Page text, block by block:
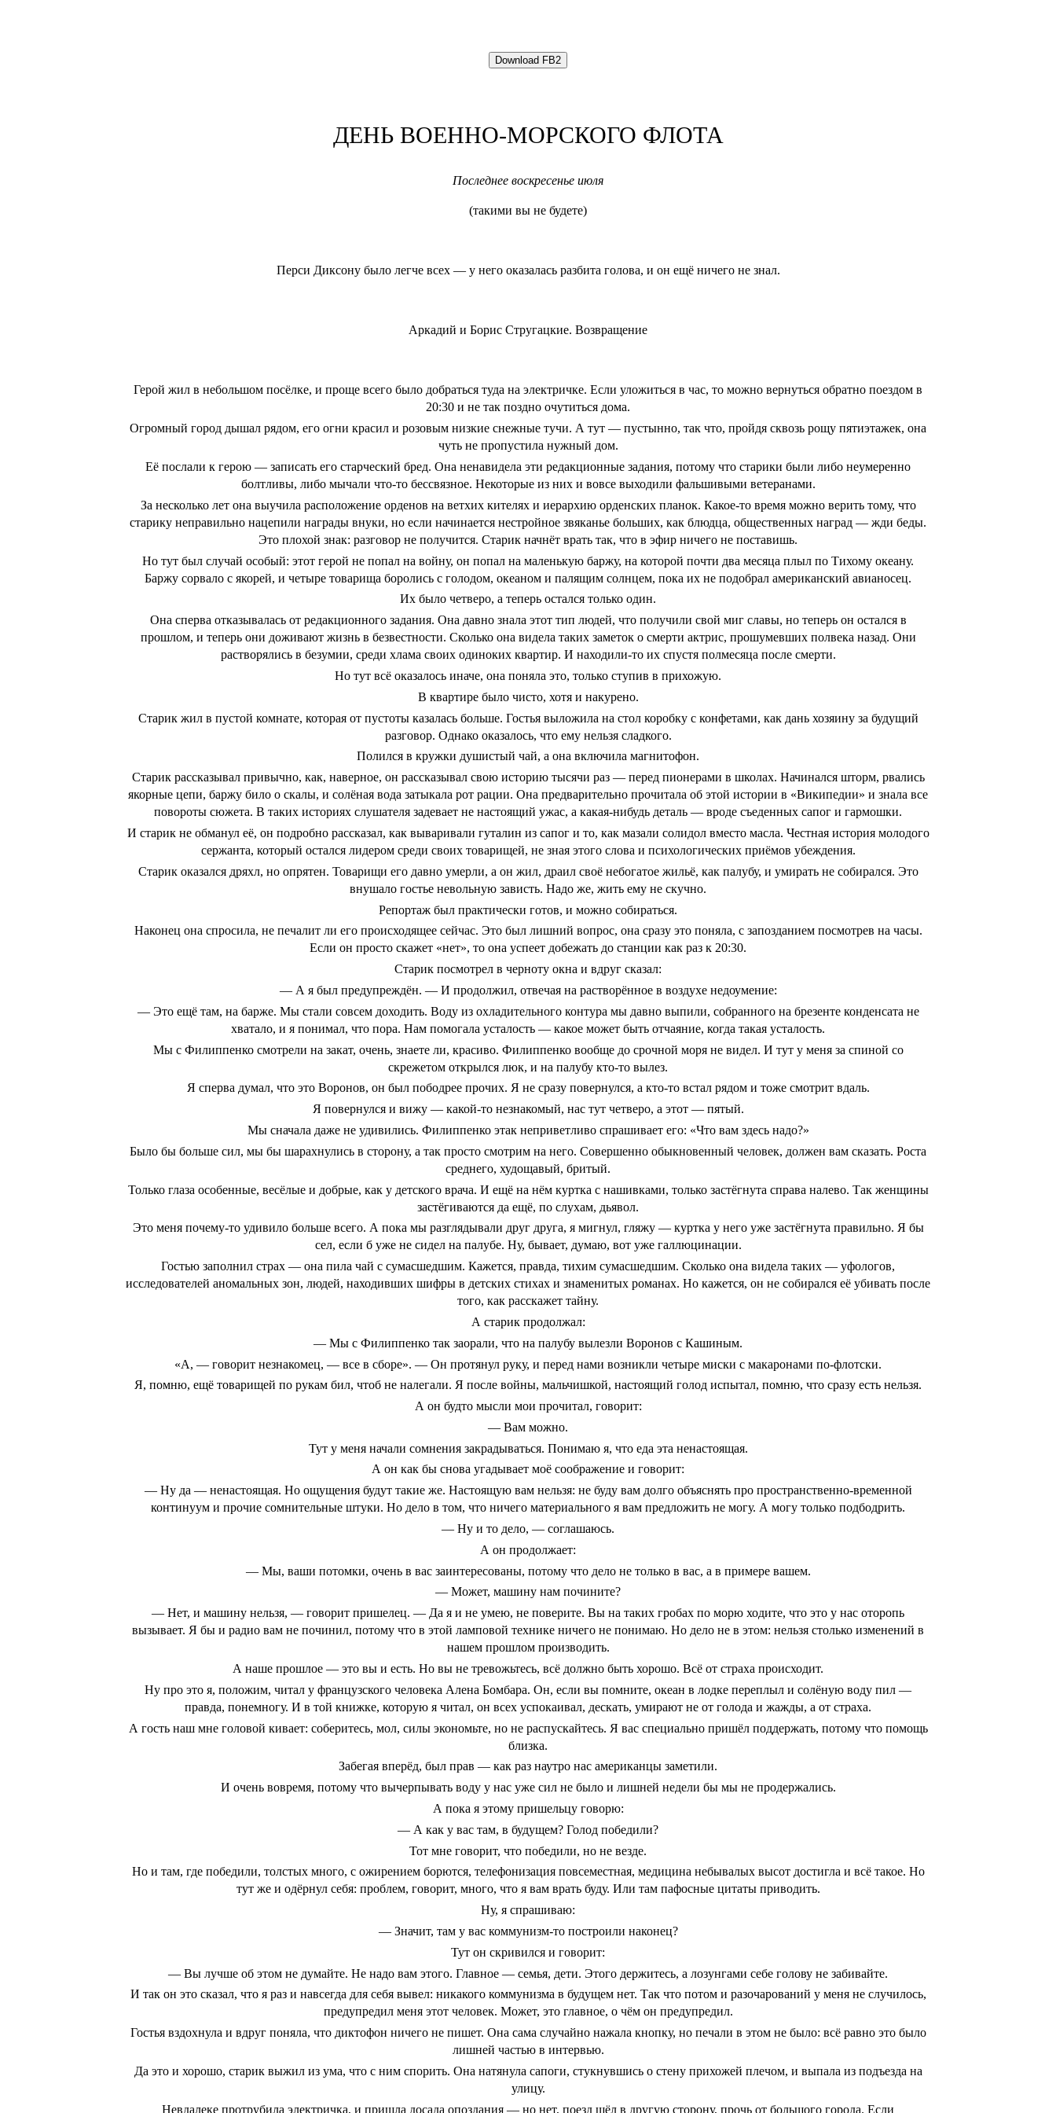
ДЕНЬ ВОЕННО-МОРСКОГО ФЛОТА
Последнее воскресенье июля
(такими вы не будете)
Перси Диксону было легче всех — у него оказалась разбита голова, и он ещё ничего не знал.
Аркадий и Борис Стругацкие. Возвращение
Герой жил в небольшом посёлке, и проще всего было добраться туда на электричке. Если уложиться в час, то можно вернуться обратно поездом в
20:30 и не так поздно очутиться дома.
Огромный город дышал рядом, его огни красил и розовым низкие снежные тучи. А тут — пустынно, так что, пройдя сквозь рощу пятиэтажек, она
чуть не пропустила нужный дом.
Её послали к герою — записать его старческий бред. Она ненавидела эти редакционные задания, потому что старики были либо неумеренно
болтливы, либо мычали что-то бессвязное. Некоторые из них и вовсе выходили фальшивыми ветеранами.
За несколько лет она выучила расположение орденов на ветхих кителях и иерархию орденских планок. Какое-то время можно верить тому, что
старику неправильно нацепили награды внуки, но если начинается нестройное звяканье больших, как блюдца, общественных наград — жди беды.
Это плохой знак: разговор не получится. Старик начнёт врать так, что в эфир ничего не поставишь.
Но тут был случай особый: этот герой не попал на войну, он попал на маленькую баржу, на которой почти два месяца плыл по Тихому океану.
Баржу сорвало с якорей, и четыре товарища боролись с голодом, океаном и палящим солнцем, пока их не подобрал американский авианосец.
Их было четверо, а теперь остался только один.
Она сперва отказывалась от редакционного задания. Она давно знала этот тип людей, что получили свой миг славы, но теперь он остался в
прошлом, и теперь они доживают жизнь в безвестности. Сколько она видела таких заметок о смерти актрис, прошумевших полвека назад. Они
растворялись в безумии, среди хлама своих одиноких квартир. И находили-то их спустя полмесяца после смерти.
Но тут всё оказалось иначе, она поняла это, только ступив в прихожую.
В квартире было чисто, хотя и накурено.
Старик жил в пустой комнате, которая от пустоты казалась больше. Гостья выложила на стол коробку с конфетами, как дань хозяину за будущий
разговор. Однако оказалось, что ему нельзя сладкого.
Полился в кружки душистый чай, а она включила магнитофон.
Старик рассказывал привычно, как, наверное, он рассказывал свою историю тысячи раз — перед пионерами в школах. Начинался шторм, рвались
якорные цепи, баржу било о скалы, и солёная вода затыкала рот рации. Она предварительно прочитала об этой истории в «Википедии» и знала все
повороты сюжета. В таких историях слушателя задевает не настоящий ужас, а какая-нибудь деталь — вроде съеденных сапог и гармошки.
И старик не обманул её, он подробно рассказал, как вываривали гуталин из сапог и то, как мазали солидол вместо масла. Честная история молодого
сержанта, который остался лидером среди своих товарищей, не зная этого слова и психологических приёмов убеждения.
Старик оказался дряхл, но опрятен. Товарищи его давно умерли, а он жил, драил своё небогатое жильё, как палубу, и умирать не собирался. Это
внушало гостье невольную зависть. Надо же, жить ему не скучно.
Репортаж был практически готов, и можно собираться.
Наконец она спросила, не печалит ли его происходящее сейчас. Это был лишний вопрос, она сразу это поняла, с запозданием посмотрев на часы.
Если он просто скажет «нет», то она успеет добежать до станции как раз к 20:30.
Старик посмотрел в черноту окна и вдруг сказал:
— А я был предупреждён. — И продолжил, отвечая на растворённое в воздухе недоумение:
— Это ещё там, на барже. Мы стали совсем доходить. Воду из охладительного контура мы давно выпили, собранного на брезенте конденсата не
хватало, и я понимал, что пора. Нам помогала усталость — какое может быть отчаяние, когда такая усталость.
Мы с Филиппенко смотрели на закат, очень, знаете ли, красиво. Филиппенко вообще до срочной моря не видел. И тут у меня за спиной со
скрежетом открылся люк, и на палубу кто-то вылез.
Я сперва думал, что это Воронов, он был пободрее прочих. Я не сразу повернулся, а кто-то встал рядом и тоже смотрит вдаль.
Я повернулся и вижу — какой-то незнакомый, нас тут четверо, а этот — пятый.
Мы сначала даже не удивились. Филиппенко этак неприветливо спрашивает его: «Что вам здесь надо?»
Было бы больше сил, мы бы шарахнулись в сторону, а так просто смотрим на него. Совершенно обыкновенный человек, должен вам сказать. Роста
среднего, худощавый, бритый.
Только глаза особенные, весёлые и добрые, как у детского врача. И ещё на нём куртка с нашивками, только застёгнута справа налево. Так женщины
застёгиваются да ещё, по слухам, дьявол.
Это меня почему-то удивило больше всего. А пока мы разглядывали друг друга, я мигнул, гляжу — куртка у него уже застёгнута правильно. Я бы
сел, если б уже не сидел на палубе. Ну, бывает, думаю, вот уже галлюцинации.
Гостью заполнил страх — она пила чай с сумасшедшим. Кажется, правда, тихим сумасшедшим. Сколько она видела таких — уфологов,
исследователей аномальных зон, людей, находивших шифры в детских стихах и знаменитых романах. Но кажется, он не собирался её убивать после
того, как расскажет тайну.
А старик продолжал:
— Мы с Филиппенко так заорали, что на палубу вылезли Воронов с Кашиным.
«А, — говорит незнакомец, — все в сборе». — Он протянул руку, и перед нами возникли четыре миски с макаронами по-флотски.
Я, помню, ещё товарищей по рукам бил, чтоб не налегали. Я после войны, мальчишкой, настоящий голод испытал, помню, что сразу есть нельзя.
А он будто мысли мои прочитал, говорит:
— Вам можно.
Тут у меня начали сомнения закрадываться. Понимаю я, что еда эта ненастоящая.
А он как бы снова угадывает моё соображение и говорит:
— Ну да — ненастоящая. Но ощущения будут такие же. Настоящую вам нельзя: не буду вам долго объяснять про пространственно-временной
континуум и прочие сомнительные штуки. Но дело в том, что ничего материального я вам предложить не могу. А могу только подбодрить.
— Ну и то дело, — соглашаюсь.
А он продолжает:
— Мы, ваши потомки, очень в вас заинтересованы, потому что дело не только в вас, а в примере вашем.
— Может, машину нам почините?
— Нет, и машину нельзя, — говорит пришелец. — Да я и не умею, не поверите. Вы на таких гробах по морю ходите, что это у нас оторопь
вызывает. Я бы и радио вам не починил, потому что в этой ламповой технике ничего не понимаю. Но дело не в этом: нельзя столько изменений в
нашем прошлом производить.
А наше прошлое — это вы и есть. Но вы не тревожьтесь, всё должно быть хорошо. Всё от страха происходит.
Ну про это я, положим, читал у французского человека Алена Бомбара. Он, если вы помните, океан в лодке переплыл и солёную воду пил —
правда, понемногу. И в той книжке, которую я читал, он всех успокаивал, дескать, умирают не от голода и жажды, а от страха.
А гость наш мне головой кивает: соберитесь, мол, силы экономьте, но не распускайтесь. Я вас специально пришёл поддержать, потому что помощь
близка.
Забегая вперёд, был прав — как раз наутро нас американцы заметили.
И очень вовремя, потому что вычерпывать воду у нас уже сил не было и лишней недели бы мы не продержались.
А пока я этому пришельцу говорю:
— А как у вас там, в будущем? Голод победили?
Тот мне говорит, что победили, но не везде.
Но и там, где победили, толстых много, с ожирением борются, телефонизация повсеместная, медицина небывалых высот достигла и всё такое. Но
тут же и одёрнул себя: проблем, говорит, много, что я вам врать буду. Или там пафосные цитаты приводить.
Ну, я спрашиваю:
— Значит, там у вас коммунизм-то построили наконец?
Тут он скривился и говорит:
— Вы лучше об этом не думайте. Не надо вам этого. Главное — семья, дети. Этого держитесь, а лозунгами себе голову не забивайте.
И так он это сказал, что я раз и навсегда для себя вывел: никакого коммунизма в будущем нет. Так что потом и разочарований у меня не случилось,
предупредил меня этот человек. Может, это главное, о чём он предупредил.
Гостья вздохнула и вдруг поняла, что диктофон ничего не пишет. Она сама случайно нажала кнопку, но печали в этом не было: всё равно это было
лишней частью в интервью.
Да это и хорошо, старик выжил из ума, что с ним спорить. Она натянула сапоги, стукнувшись о стену прихожей плечом, и выпала из подъезда на
улицу.
Невдалеке протрубила электричка, и пришла досада опоздания — но нет, поезд шёл в другую сторону, прочь от большого города. Если